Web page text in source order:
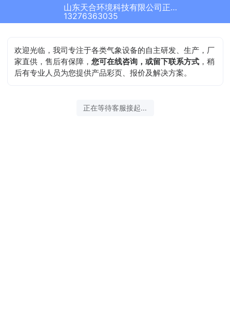
山东天合环境科技有限公司正在为您服务
13276363035
欢迎光临，我司专注于各类气象设备的自主研发、生产，厂
家直供，售后有保障，您可在线咨询，或留下联系方式 ，稍
后有专业人员为您提供产品彩页、报价及解决方案。
2026-08-08 12:03:21 开始沟通